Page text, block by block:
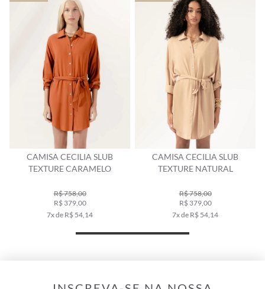
CAMISA CECILIA SLUB
TEXTURE CARAMELO
R$ 758,00
R$ 379,00
7x de R$ 54,14
CAMISA CECILIA SLUB
TEXTURE NATURAL
R$ 758,00
R$ 379,00
7x de R$ 54,14